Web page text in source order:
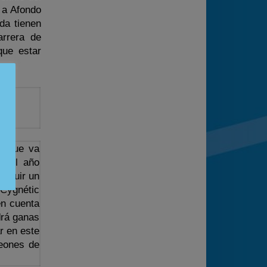
Afondo
tienen
de
estar
que va
del año
un
cuenta
ganas
en este
de